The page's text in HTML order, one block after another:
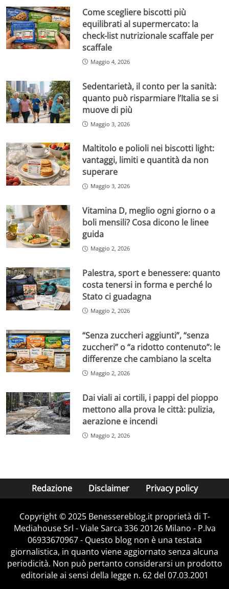
Come scegliere biscotti più
equilibrati al supermercato: la
check-list nutrizionale scaffale per
scaffale
Maggio 4, 2026
Sedentarietà, il conto per la sanità:
quanto può risparmiare l’Italia se si
muove di più
Maggio 3, 2026
Maltitolo e polioli nei biscotti light:
vantaggi, limiti e quantità da non
superare
Maggio 3, 2026
Vitamina D, meglio ogni giorno o a
boli mensili? Cosa dicono le linee
guida
Maggio 2, 2026
Palestra, sport e benessere: quanto
costa tenersi in forma e perché lo
Stato ci guadagna
Maggio 2, 2026
“Senza zuccheri aggiunti”, “senza
zuccheri” o “a ridotto contenuto”: le
differenze che cambiano la scelta
Maggio 2, 2026
Dai viali ai cortili, i pappi del pioppo
mettono alla prova le città: pulizia,
aerazione e incendi
Maggio 2, 2026
Redazione Disclaimer Privacy policy
Copyright © 2025 Benessereblog.it proprietà di T-
Mediahouse Srl - Viale Sarca 336 20126 Milano - P.Iva
06933670967 - Questo blog non è una testata
giornalistica, in quanto viene aggiornato senza alcuna
periodicità. Non può pertanto considerarsi un prodotto
editoriale ai sensi della legge n. 62 del 07.03.2001